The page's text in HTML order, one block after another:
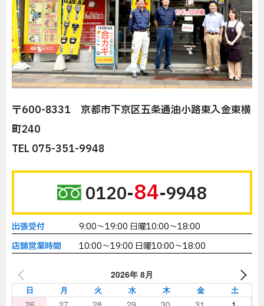
〒600-8331 京都市下京区五条通油小路東入金東横
町240
TEL 075-351-9948
0120-84-9948
出張受付
9:00～19:00 日曜10:00～18:00
店舗営業時間
10:00～19:00 日曜10:00～18:00
2026年 8月
日 月 火 水 木 金 土